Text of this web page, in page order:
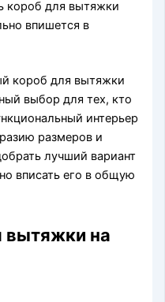
короб для вытяжки
впишется в
короб для вытяжки
выбор для тех, кто
интерьер
размеров и
лучший вариант
вписать его в общую
вытяжки на